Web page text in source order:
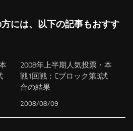
には、以下の記事もおすす
2008年上半期人気投票・本
戦1回戦：Cブロック第3試
合の結果
2008/08/09